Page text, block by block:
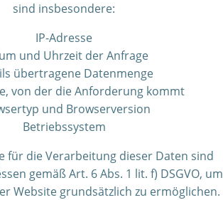
sind insbesondere:
IP-Adresse
und Uhrzeit der Anfrage
übertragene Datenmenge
von der die Anforderung kommt
und Browserversion
Betriebssystem
für die Verarbeitung dieser Daten sind
gemäß Art. 6 Abs. 1 lit. f) DSGVO, um
Website grundsätzlich zu ermöglichen.